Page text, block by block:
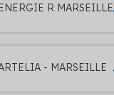
ENERGIE R MARSEILLE
- MARSEILLE